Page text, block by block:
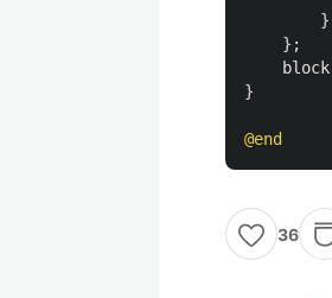
}
};
block
}
@end
36